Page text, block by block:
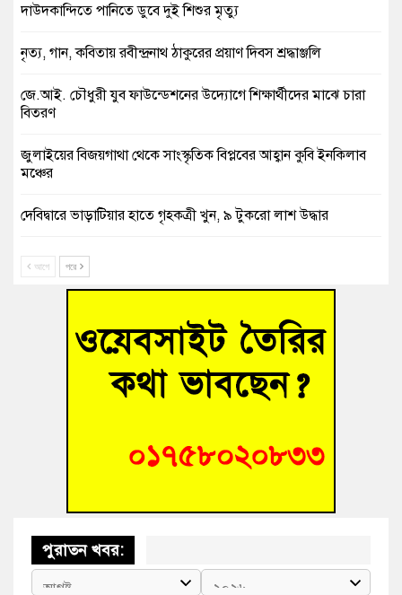
দাউদকান্দিতে পানিতে ডুবে দুই শিশুর মৃত্যু
নৃত্য, গান, কবিতায় রবীন্দ্রনাথ ঠাকুরের প্রয়াণ দিবস শ্রদ্ধাঞ্জলি
জে.আই. চৌধুরী যুব ফাউন্ডেশনের উদ্যোগে শিক্ষার্থীদের মাঝে চারা
বিতরণ
জুলাইয়ের বিজয়গাথা থেকে সাংস্কৃতিক বিপ্লবের আহ্বান কুবি ইনকিলাব
মঞ্চের
দেবিদ্বারে ভাড়াটিয়ার হাতে গৃহকত্রী খুন, ৯ টুকরো লাশ উদ্ধার
শতাব্দী পেরিয়েও নীরব ‘নটীর মসজিদ’ যে মসজিদে কখনো আজান
হয়নি, পড়া হয়নি নামাজ
৫ মিনিটের পথ পাড়ি দিতে ২ ঘণ্টা! কুমিল্লার আমতলীতে খানাখন্দে
নিত্যদিনের যানজট
সাবেক তিন সভাপতির স্মরণ সভা করলো কুমিল্লা প্রেসক্লাব
আগে পরে
পুরাতন খবর: